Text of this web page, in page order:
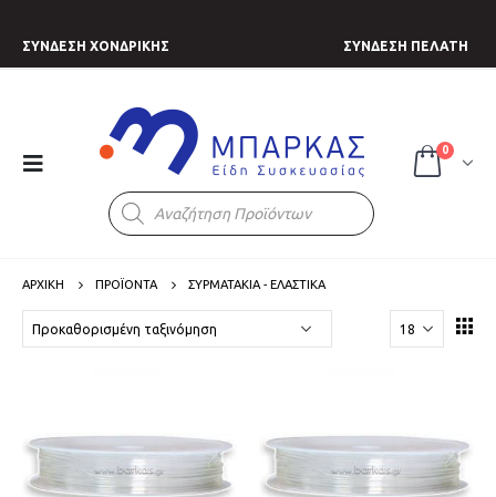
ΣΥΝΔΕΣΗ ΧΟΝΔΡΙΚΗΣ ΣΥΝΔΕΣΗ ΠΕΛΑΤΗ
Products
search
0
ΑΡΧΙΚΗ ΠΡΟΪΟΝΤΑ ΣΥΡΜΑΤΑΚΙΑ - ΕΛΑΣΤΙΚΑ